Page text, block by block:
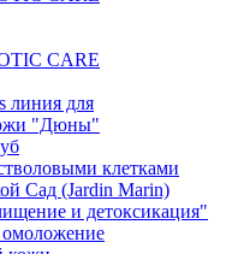
CARE
линия для
"Дюны"
клетками
Сад (Jardin Marin)
и детоксикация"
омоложение